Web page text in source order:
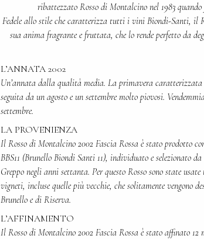
ribattezzato Rosso di Montalcino nel 1983
Fedele allo stile che caratterizza tutti i vini Biondi-Santi, il
sua anima fragrante e fruttata, che lo rende perfetto da
L’ANNATA 2002
Un’annata dalla qualità media. La primavera caratterizzata
seguita da un agosto e un settembre molto piovosi.
settembre.
LA PROVENIENZA
Il Rosso di Montalcino 2002 Fascia Rossa è stato prodotto
BBS11 (Brunello Biondi Santi 11), individuato e selezionato
Greppo negli anni settanta. Per questo Rosso sono state
vigneti, incluse quelle più vecchie, che solitamente vengono
Brunello e di Riserva.
L’AFFINAMENTO
Il Rosso di Montalcino 2002 Fascia Rossa è stato affinato